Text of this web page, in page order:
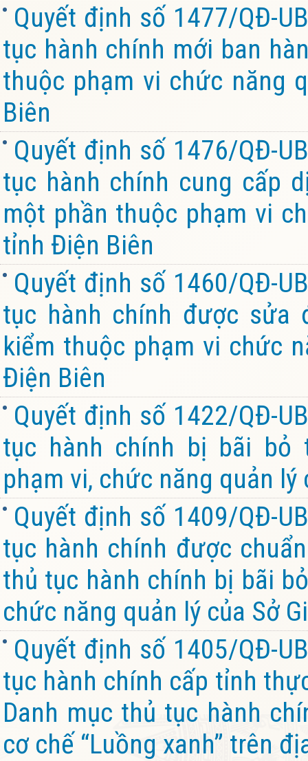
Quyết định số 1477/QĐ-
tục hành chính mới ban
thuộc phạm vi chức năng
Biên
Quyết định số 1476/QĐ-
tục hành chính cung cấp
một phần thuộc phạm vi
tỉnh Điện Biên
Quyết định số 1460/QĐ-
tục hành chính được sửa
kiểm thuộc phạm vi chức
Điện Biên
Quyết định số 1422/QĐ-
tục hành chính bị bãi bỏ
phạm vi, chức năng quản
Quyết định số 1409/QĐ-
tục hành chính được
thủ tục hành chính bị bãi
chức năng quản lý của Sở
Quyết định số 1405/QĐ-
tục hành chính cấp tỉnh
Danh mục thủ tục hành
cơ chế “Luồng xanh” trên